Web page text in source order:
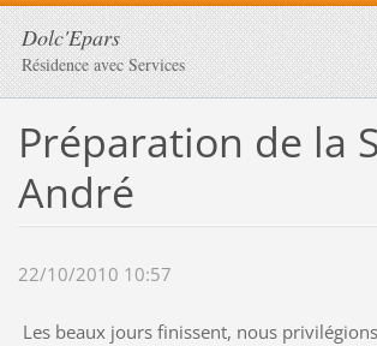
Dolc'Epars
Résidence avec Services
Préparation de la
André
22/10/2010 10:57
Les beaux jours finissent, nous